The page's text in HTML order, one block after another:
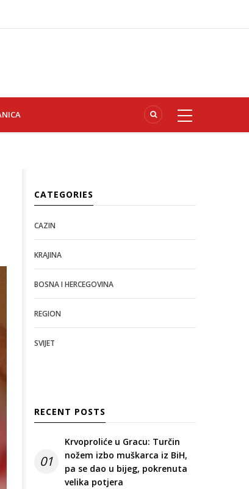
CATEGORIES
CAZIN
KRAJINA
BOSNA I HERCEGOVINA
REGION
SVIJET
RECENT POSTS
01
Krvoproliće u Gracu: Turčin
nožem izbo muškarca iz BiH,
pa se dao u bijeg, pokrenuta
velika potjera